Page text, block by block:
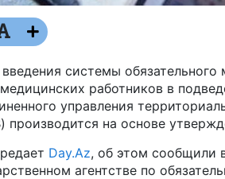
системы обязательного
работников в
управления
производится на основе
Day.Az, об этом сообщили
агентстве по